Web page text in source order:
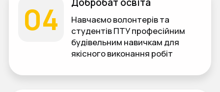
04
Навчаємо волонтерів та
студентів ПТУ професійним
будівельним навичкам для
якісного виконання робіт